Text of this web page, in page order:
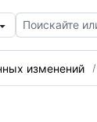
Поискайте
изменений